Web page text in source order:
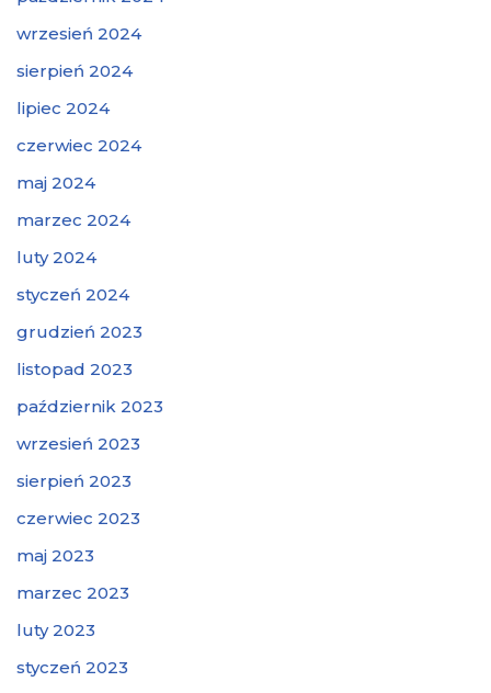
wrzesień 2024
sierpień 2024
lipiec 2024
czerwiec 2024
maj 2024
marzec 2024
luty 2024
styczeń 2024
grudzień 2023
listopad 2023
październik 2023
wrzesień 2023
sierpień 2023
czerwiec 2023
maj 2023
marzec 2023
luty 2023
styczeń 2023